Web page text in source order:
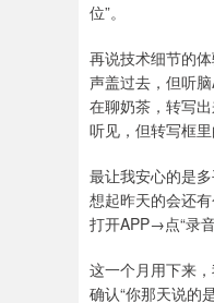
位”。
再说技术细节的
声盖过去，但听
在聊奶茶，转写
听见，但转写框
最让我安心的是
想起昨天的会还
打开APP→点“录
这一个月用下来
确认“你那天说的